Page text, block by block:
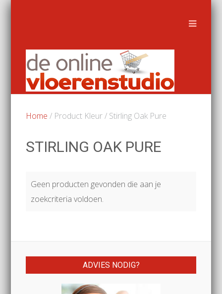
Home / Product Kleur / Stirling Oak Pure
STIRLING OAK PURE
Geen producten gevonden die aan je
zoekcriteria voldoen.
ADVIES NODIG?